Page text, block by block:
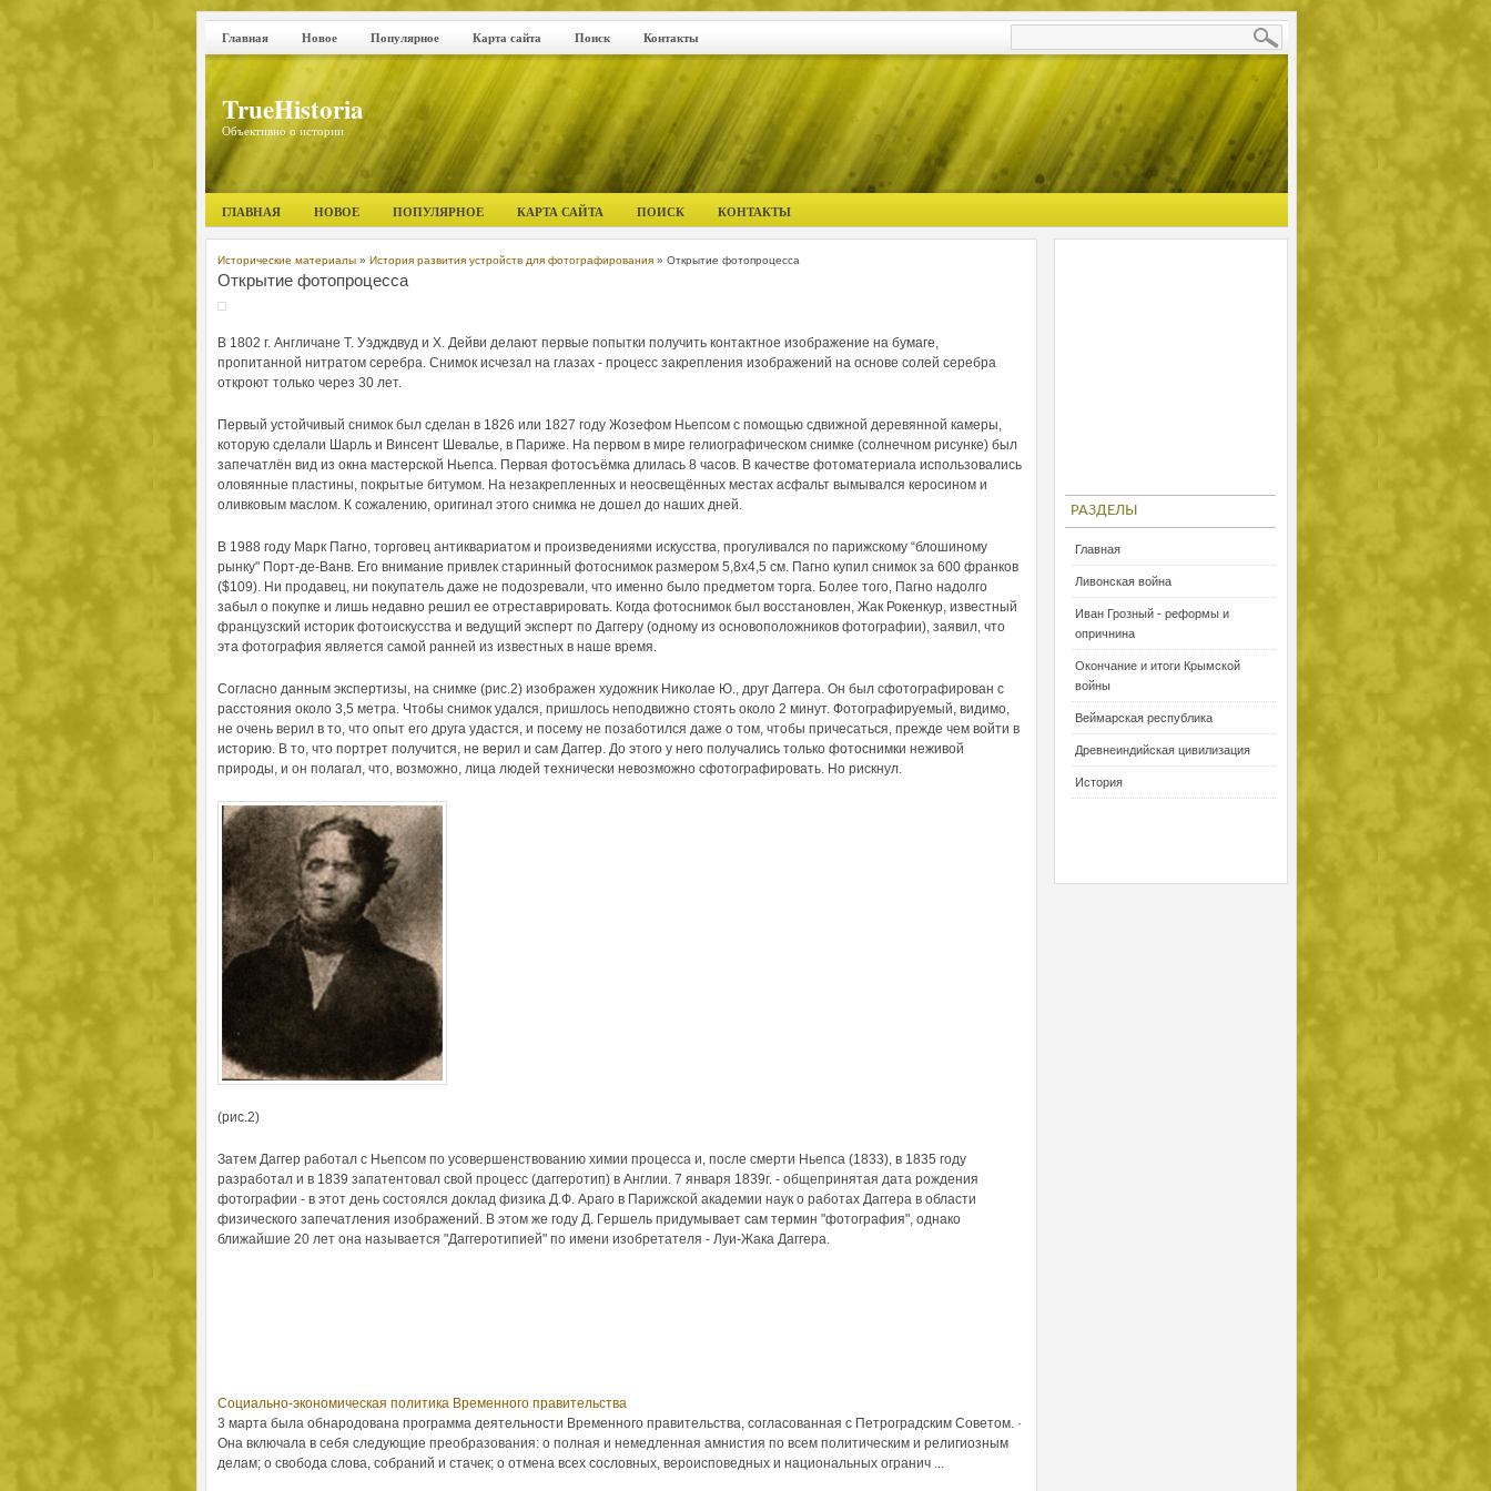
Главная Новое Популярное Карта сайта Поиск Контакты
TrueHistoria
Объективно о истории
ГЛАВНАЯ НОВОЕ ПОПУЛЯРНОЕ КАРТА САЙТА ПОИСК КОНТАКТЫ
Исторические материалы » История развития устройств для фотографирования » Открытие фотопроцесса
Открытие фотопроцесса
В 1802 г. Англичане Т. Уэдждвуд и Х. Дейви делают первые попытки получить контактное изображение на бумаге,
пропитанной нитратом серебра. Снимок исчезал на глазах - процесс закрепления изображений на основе солей серебра
откроют только через 30 лет.
Первый устойчивый снимок был сделан в 1826 или 1827 году Жозефом Ньепсом с помощью сдвижной деревянной камеры,
которую сделали Шарль и Винсент Шевалье, в Париже. На первом в мире гелиографическом снимке (солнечном рисунке) был
запечатлён вид из окна мастерской Ньепса. Первая фотосъёмка длилась 8 часов. В качестве фотоматериала использовались
оловянные пластины, покрытые битумом. На незакрепленных и неосвещённых местах асфальт вымывался керосином и
оливковым маслом. К сожалению, оригинал этого снимка не дошел до наших дней.
В 1988 году Марк Пагно, торговец антиквариатом и произведениями искусства, прогуливался по парижскому “блошиному
рынку" Порт-де-Ванв. Его внимание привлек старинный фотоснимок размером 5,8х4,5 см. Пагно купил снимок за 600 франков
($109). Ни продавец, ни покупатель даже не подозревали, что именно было предметом торга. Более того, Пагно надолго
забыл о покупке и лишь недавно решил ее отреставрировать. Когда фотоснимок был восстановлен, Жак Рокенкур, известный
французский историк фотоискусства и ведущий эксперт по Даггеру (одному из основоположников фотографии), заявил, что
эта фотография является самой ранней из известных в наше время.
Согласно данным экспертизы, на снимке (рис.2) изображен художник Николае Ю., друг Даггера. Он был сфотографирован с
расстояния около 3,5 метра. Чтобы снимок удался, пришлось неподвижно стоять около 2 минут. Фотографируемый, видимо,
не очень верил в то, что опыт его друга удастся, и посему не позаботился даже о том, чтобы причесаться, прежде чем войти в
историю. В то, что портрет получится, не верил и сам Даггер. До этого у него получались только фотоснимки неживой
природы, и он полагал, что, возможно, лица людей технически невозможно сфотографировать. Но рискнул.
(рис.2)
Затем Даггер работал с Ньепсом по усовершенствованию химии процесса и, после смерти Ньепса (1833), в 1835 году
разработал и в 1839 запатентовал свой процесс (даггеротип) в Англии. 7 января 1839г. - общепринятая дата рождения
фотографии - в этот день состоялся доклад физика Д.Ф. Араго в Парижской академии наук о работах Даггера в области
физического запечатления изображений. В этом же году Д. Гершель придумывает сам термин "фотография", однако
ближайшие 20 лет она называется "Даггеротипией" по имени изобретателя - Луи-Жака Даггера.
Социально-экономическая политика Временного правительства
3 марта была обнародована программа деятельности Временного правительства, согласованная с Петроградским Советом. ·
Она включала в себя следующие преобразования: o полная и немедленная амнистия по всем политическим и религиозным
делам; o свобода слова, собраний и стачек; o отмена всех сословных, вероисповедных и национальных огранич ...
РАЗДЕЛЫ
Главная
Ливонская война
Иван Грозный - реформы и
опричнина
Окончание и итоги Крымской
войны
Веймарская республика
Древнеиндийская цивилизация
История